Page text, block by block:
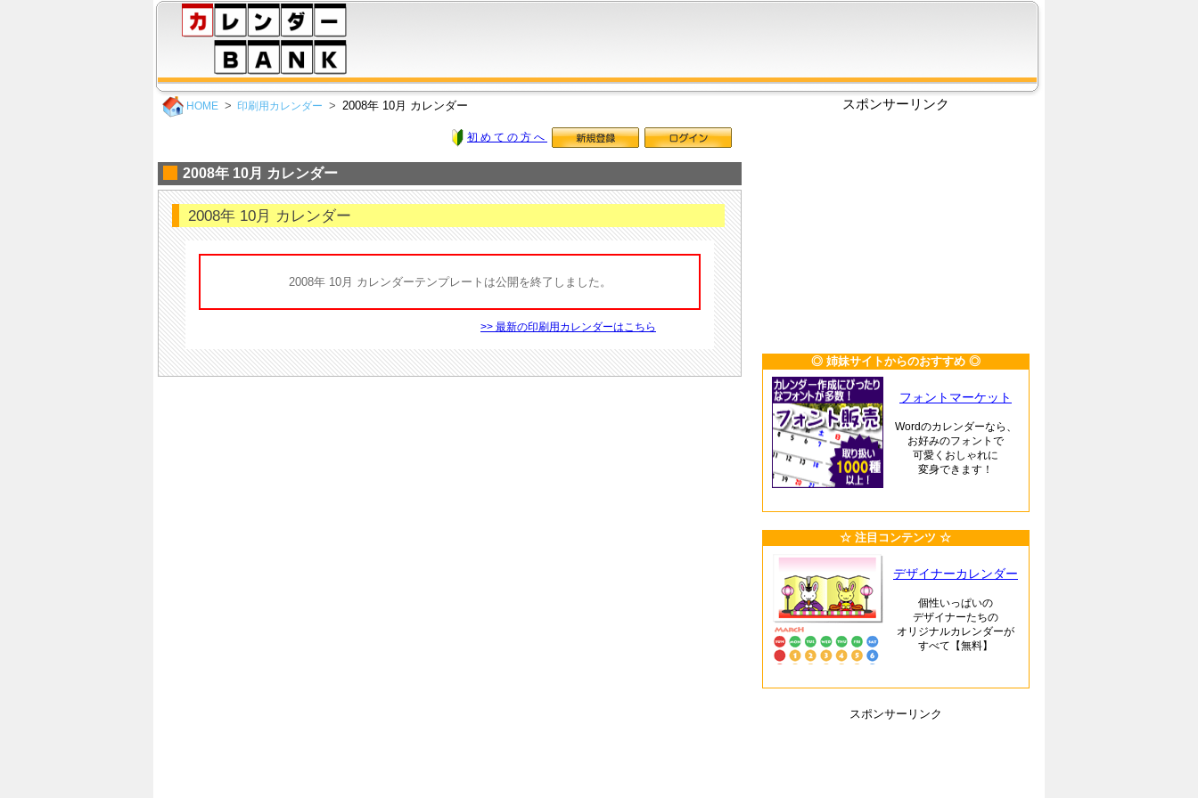
HOME 印刷用カレンダー 2008年 10月 カレンダー
初めての方へ
2008年 10月 カレンダー
2008年 10月 カレンダー
2008年 10月 カレンダーテンプレートは公開を終了しました。
>> 最新の印刷用カレンダーはこちら
スポンサーリンク
◎ 姉妹サイトからのおすすめ ◎
フォントマーケット
Wordのカレンダーなら、
お好みのフォントで
可愛くおしゃれに
変身できます！
☆ 注目コンテンツ ☆
デザイナーカレンダー
個性いっぱいの
デザイナーたちの
オリジナルカレンダーが
すべて【無料】
スポンサーリンク